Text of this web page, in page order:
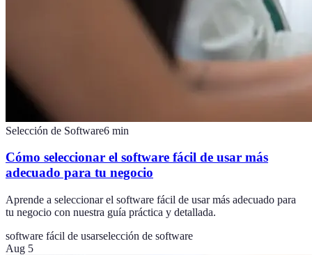
Selección de Software6 min
Cómo seleccionar el software fácil de usar más
adecuado para tu negocio
Aprende a seleccionar el software fácil de usar más adecuado para
tu negocio con nuestra guía práctica y detallada.
software fácil de usarselección de software
Aug 5